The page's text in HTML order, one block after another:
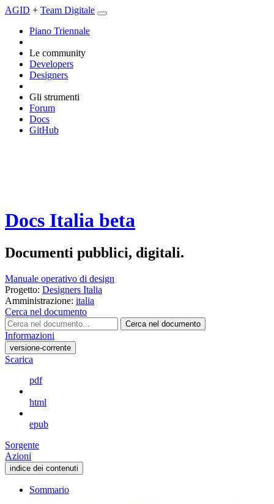
AGID + Team Digitale
Piano Triennale
Le community
Developers
Designers
Gli strumenti
Forum
Docs
GitHub
Docs Italia beta
Documenti pubblici, digitali.
Manuale operativo di design
Progetto: Designers Italia
Amministrazione: italia
Cerca nel documento
Cerca nel documento
Informazioni
versione-corrente
Scarica
pdf
html
epub
Sorgente
Azioni
indice dei contenuti
Sommario